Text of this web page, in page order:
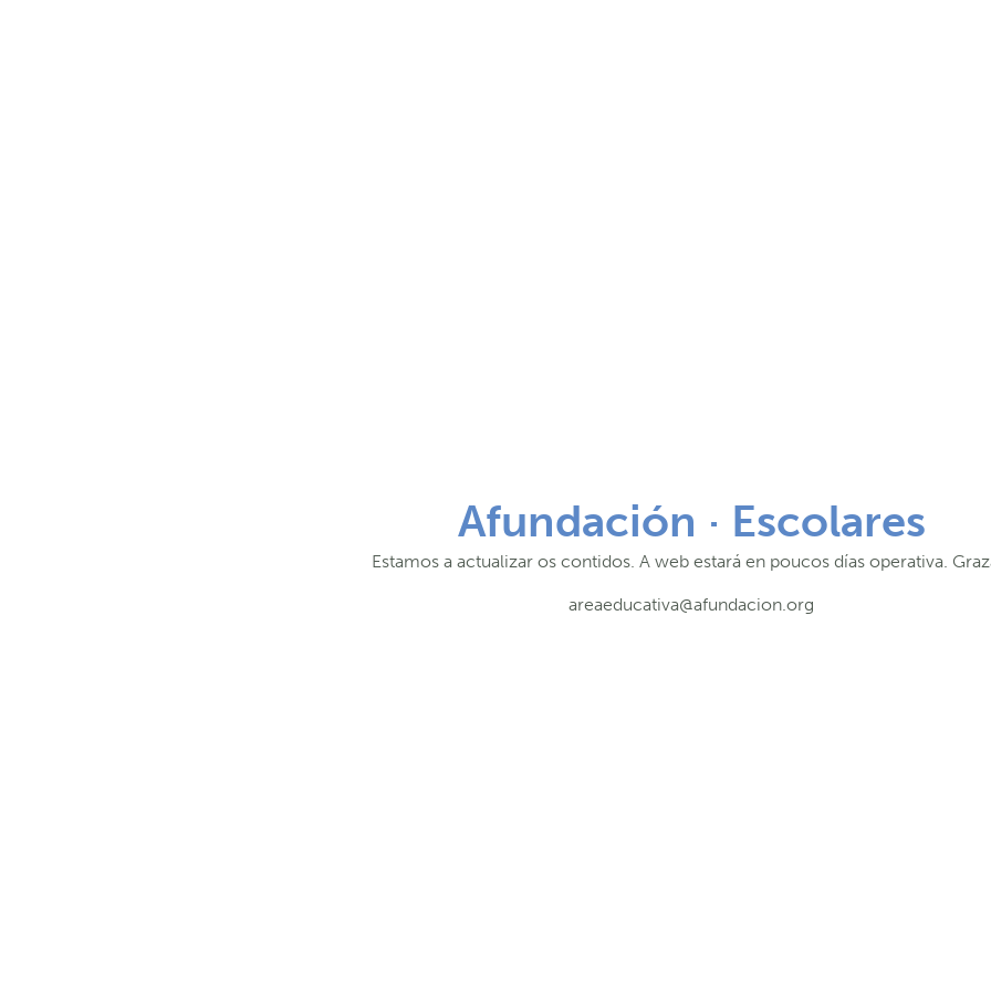
Afundación · Escolares
Estamos a actualizar os contidos. A web estará en poucos días operativa.
areaeducativa@afundacion.org